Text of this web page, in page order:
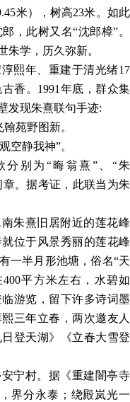
米），树高23米。如此
，此树又名“沈郎樟”。
朱学，历久弥新。
熙年、重建于清光绪17
香。1991年底，群众集
发现朱熹联句手迹:
苑野图新。
空静我神”。
分别为“晦翁熹”、“朱
章。据考证，此联当为朱
朱熹旧居附近的莲花峰
位于风景秀丽的莲花峰
一半月形池塘，俗名“天
平方米左右，水碧如
游览，留下许多诗词墨
三年立春，两次邀友人
登天湖》《立春大雪登
宁村。据《重建闇亭寺
界分永泰；绕殿岚光一